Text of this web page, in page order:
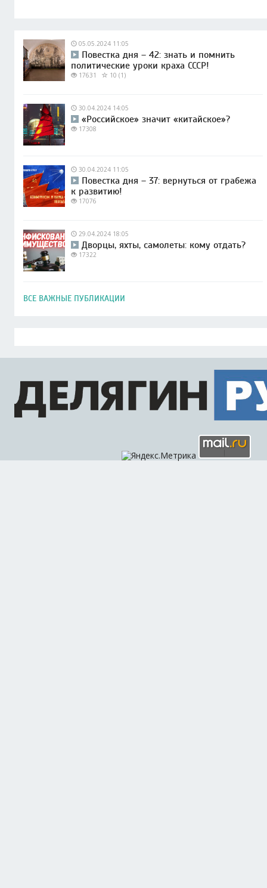
05.05.2024 11:05
Повестка дня – 42: знать и помнить
политические уроки краха СССР!
17631 10 (1)
30.04.2024 14:05
«Российское» значит «китайское»?
17308
30.04.2024 11:05
Повестка дня – 37: вернуться от грабежа
к развитию!
17076
29.04.2024 18:05
Дворцы, яхты, самолеты: кому отдать?
17322
ВСЕ ВАЖНЫЕ ПУБЛИКАЦИИ